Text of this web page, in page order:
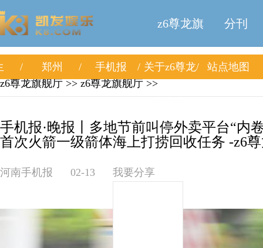
z6尊龙旗
舰厅
分刊
郑州 手机报 关于z6尊龙
站点地图
z6尊龙旗舰厅 >> z6尊龙旗舰厅 >>
手机报·晚报丨多地节前叫停外卖平台“内
首次火箭一级箭体海上打捞回收任务 -z6
河南手机报 02-13 我要分享